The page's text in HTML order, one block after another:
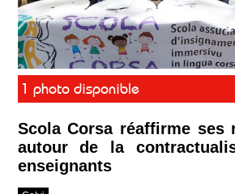
1 photo disponible
Scola Corsa réaffirme ses
autour de la
enseignants